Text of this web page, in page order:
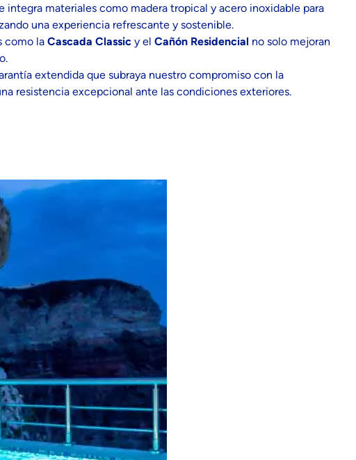
integra materiales como madera tropical y acero inoxidable para
una experiencia refrescante y sostenible.
como la Cascada Classic y el Cañón Residencial no solo mejoran
extendida que subraya nuestro compromiso con la
resistencia excepcional ante las condiciones exteriores.